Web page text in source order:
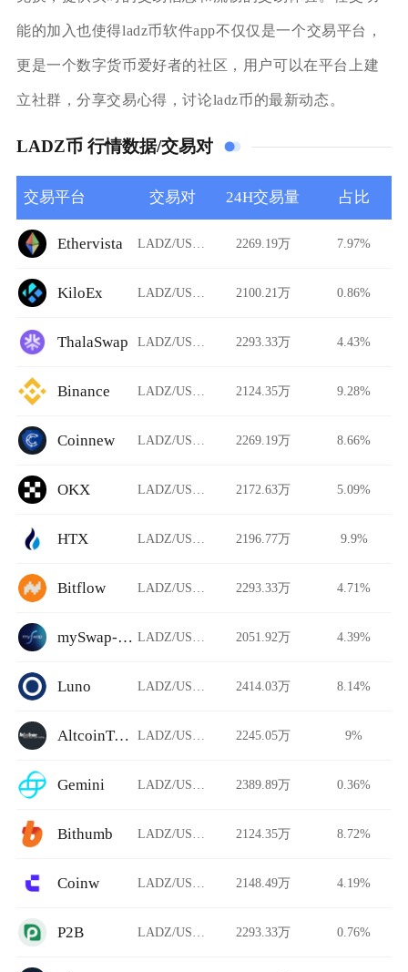
能的加入也使得ladz币软件app不仅仅是一个交易平台，
更是一个数字货币爱好者的社区，用户可以在平台上建
立社群，分享交易心得，讨论ladz币的最新动态。
LADZ币 行情数据/交易对
交易平台 交易对 24H交易量 占比
Ethervista 2269.19万 7.97%
KiloEx 2100.21万 0.86%
ThalaSwap 2293.33万 4.43%
Binance 2124.35万 9.28%
Coinnew 2269.19万 8.66%
OKX 2172.63万 5.09%
HTX 2196.77万 9.9%
Bitflow 2293.33万 4.71%
mySwap-CL 2051.92万 4.39%
Luno 2414.03万 8.14%
AltcoinTrader 2245.05万 9%
Gemini 2389.89万 0.36%
Bithumb 2124.35万 8.72%
Coinw 2148.49万 4.19%
P2B 2293.33万 0.76%